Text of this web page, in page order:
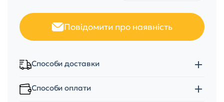
Повідомити про наявність
Способи доставки
Способи оплати